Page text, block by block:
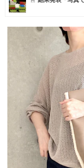
トレンド・イベント